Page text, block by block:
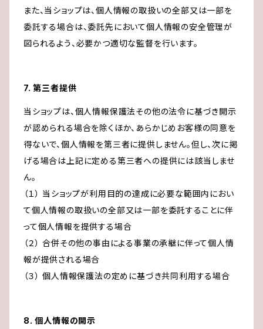
また、当ショップは、個人情報の取扱いの全部又は一部を
委託する場合は、委託先において個人情報の安全管理が
図られるよう、必要かつ適切な監督を行います。
7. 第三者提供
当ショップは、個人情報保護法その他の法令に基づき開示
が認められる場合を除くほか、あらかじめお客様の同意を
得ないで、個人情報を第三者に提供しません。但し、次に掲
げる場合は上記に定める第三者への提供には該当しませ
ん。
（１） 当ショップが利用目的の達成に必要な範囲内におい
て個人情報の取扱いの全部又は一部を委託することに伴
って個人情報を提供する場合
（２） 合併その他の事由による事業の承継に伴って個人情
報が提供される場合
（３） 個人情報保護法の定めに基づき共同利用する場合
8. 個人情報の開示